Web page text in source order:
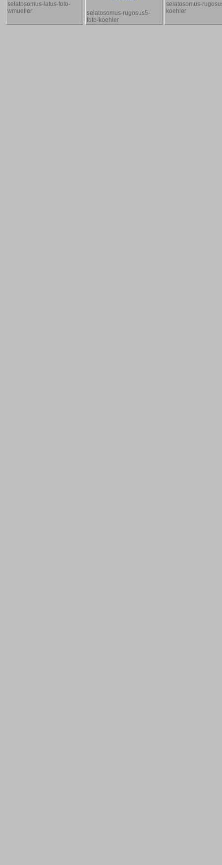
selatosomus-latus-foto-
wmueller
selatosomus-rugosus5-
foto-koehler
selatosomus-
koehler